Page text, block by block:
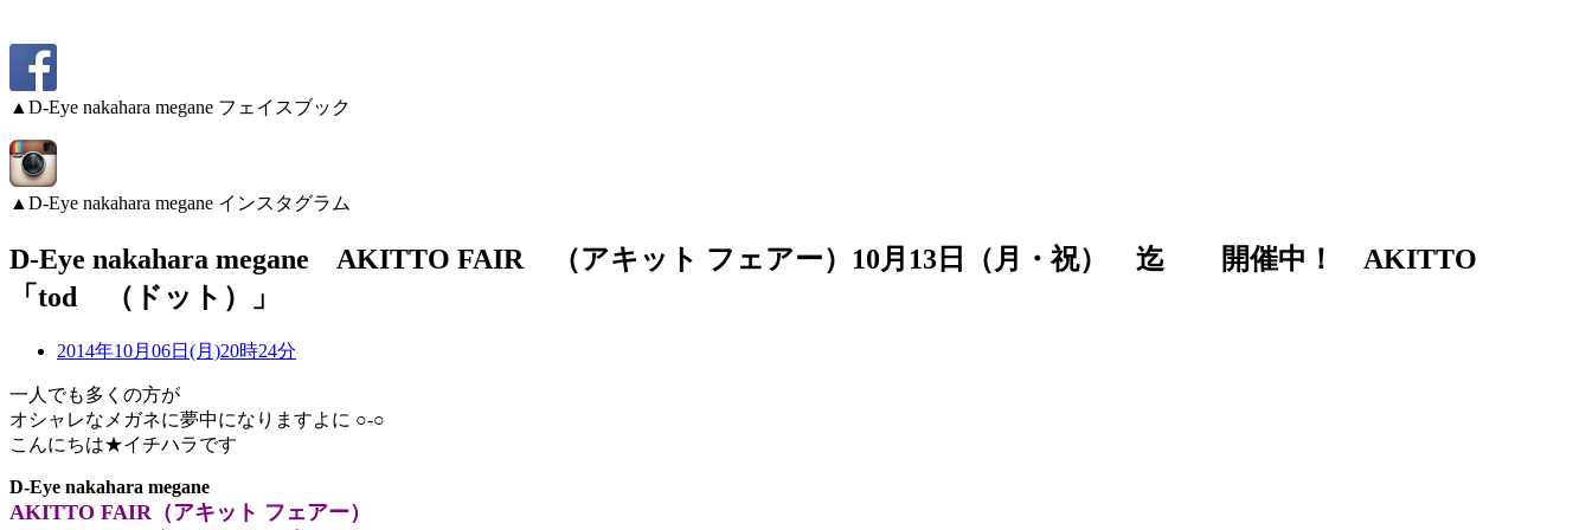
▲D-Eye nakahara megane フェイスブック
▲D-Eye nakahara megane インスタグラム
D-Eye nakahara megane AKITTO FAIR （アキット フェアー）10月13日（月・祝） 迄 開催中！ AKITTO
「tod （ドット）」
2014年10月06日(月)20時24分
一人でも多くの方が
オシャレなメガネに夢中になりますよに ○-○ゝ
こんにちは★イチハラです
D-Eye nakahara megane
AKITTO FAIR（アキット フェアー）